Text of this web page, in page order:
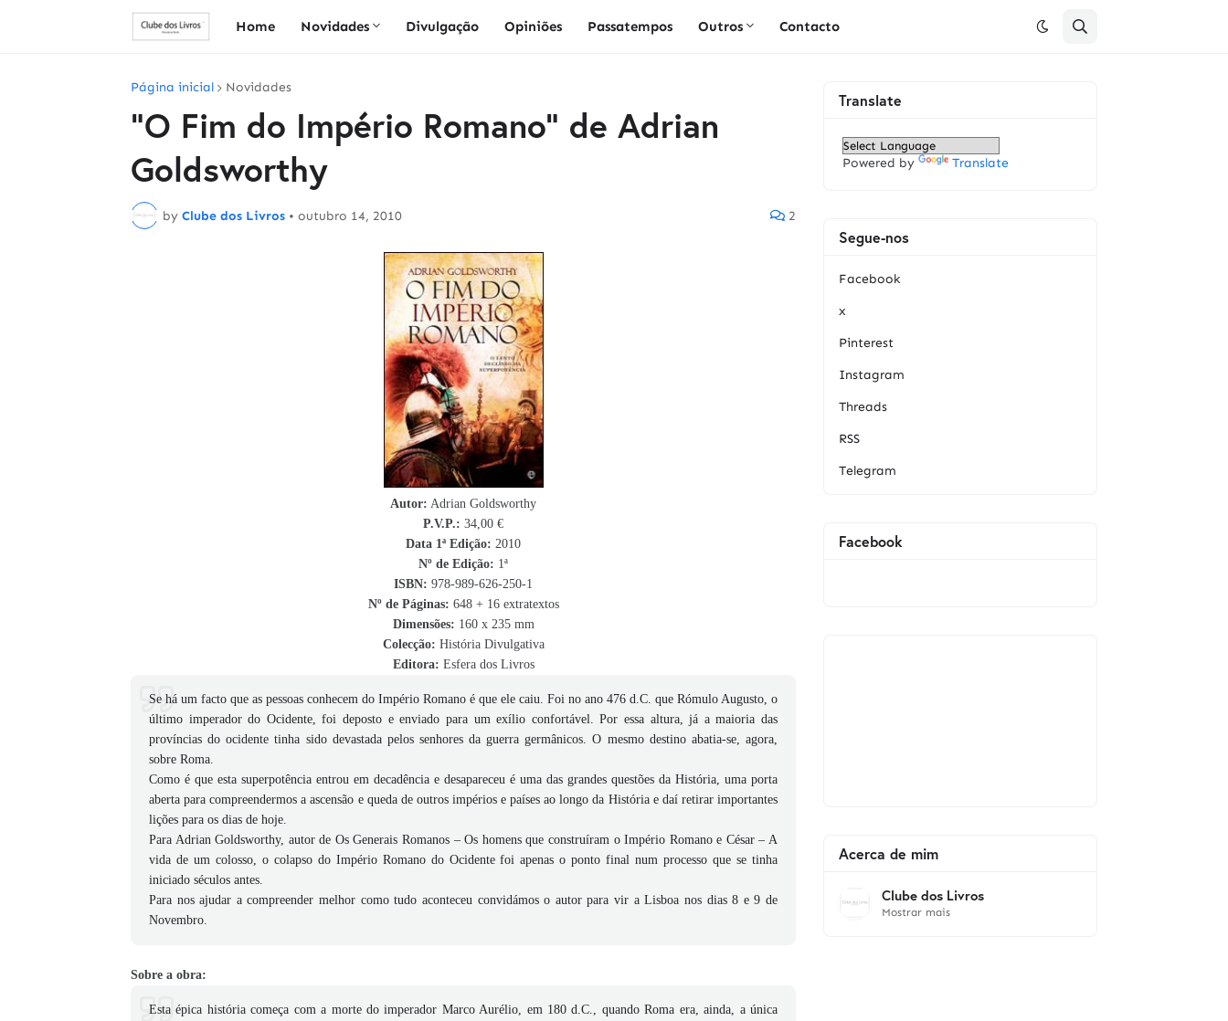
Home Novidades Divulgação Opiniões Passatempos Outros Contacto
Página inicial Novidades
"O Fim do Império Romano" de Adrian
Goldsworthy
by Clube dos Livros • outubro 14, 2010 2
Autor: Adrian Goldsworthy
P.V.P.: 34,00 €
Data 1ª Edição: 2010
Nº de Edição: 1ª
ISBN: 978-989-626-250-1
Nº de Páginas: 648 + 16 extratextos
Dimensões: 160 x 235 mm
Colecção: História Divulgativa
Editora: Esfera dos Livros
Se há um facto que as pessoas conhecem do Império Romano é que ele caiu. Foi no ano 476 d.C. que Rómulo Augusto, o
último imperador do Ocidente, foi deposto e enviado para um exílio confortável. Por essa altura, já a maioria das
províncias do ocidente tinha sido devastada pelos senhores da guerra germânicos. O mesmo destino abatia-se, agora,
sobre Roma.
Como é que esta superpotência entrou em decadência e desapareceu é uma das grandes questões da História, uma porta
aberta para compreendermos a ascensão e queda de outros impérios e países ao longo da História e daí retirar importantes
lições para os dias de hoje.
Para Adrian Goldsworthy, autor de Os Generais Romanos – Os homens que construíram o Império Romano e César – A
vida de um colosso, o colapso do Império Romano do Ocidente foi apenas o ponto final num processo que se tinha
iniciado séculos antes.
Para nos ajudar a compreender melhor como tudo aconteceu convidámos o autor para vir a Lisboa nos dias 8 e 9 de
Novembro.
Sobre a obra:
Esta épica história começa com a morte do imperador Marco Aurélio, em 180 d.C., quando Roma era, ainda, a única
Translate
Powered by Translate
Segue-nos
Facebook
x
Pinterest
Instagram
Threads
RSS
Telegram
Facebook
Acerca de mim
Clube dos Livros
Mostrar mais